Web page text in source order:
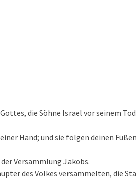
die Söhne Israel vor seinem
Hand; und sie folgen deinen
Versammlung Jakobs.
des Volkes versammelten, die